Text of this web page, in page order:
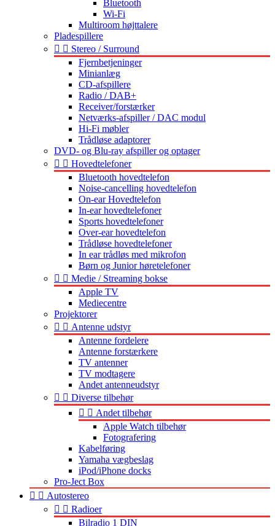
Bluetooth
Wi-Fi
Multiroom højttalere
Pladespillere
  Stereo / Surround
Fjernbetjeninger
Minianlæg
CD-afspillere
Radio / DAB+
Receiver/forstærker
Netværks-afspiller / DAC modul
Hi-Fi møbler
Trådløse adaptorer
DVD- og Blu-ray afspiller og optager
  Hovedtelefoner
Bluetooth hovedtelefon
Noise-cancelling hovedtelefon
On-ear Hovedtelefon
In-ear hovedtelefoner
Sports hovedtelefoner
Over-ear hovedtelefon
Trådløse hovedtelefoner
In ear trådløs med mikrofon
Børn og Junior høretelefoner
  Medie / Streaming bokse
Apple TV
Mediecentre
Projektorer
  Antenne udstyr
Antenne fordelere
Antenne forstærkere
TV antenner
TV modtagere
Andet antenneudstyr
  Diverse tilbehør
  Andet tilbehør
Apple Watch tilbehør
Fotografering
Kabelføring
Yamaha vægbeslag
iPod/iPhone docks
Pro-Ject Box
  Autostereo
  Radioer
Bilradio 1 DIN